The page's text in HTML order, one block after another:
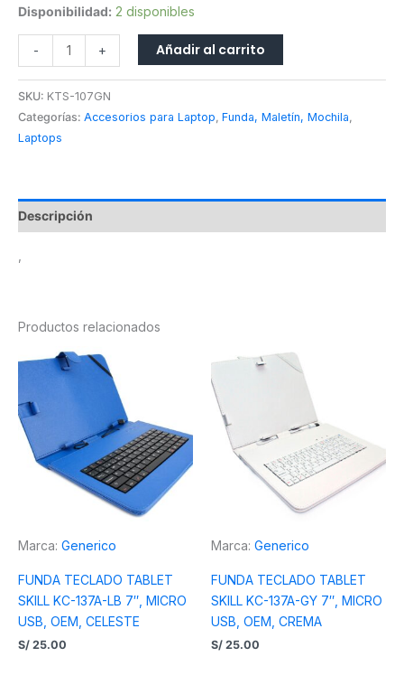
Disponibilidad: 2 disponibles
- + Añadir al carrito
SKU: KTS-107GN
Categorías: Accesorios para Laptop, Funda, Maletín, Mochila,
Laptops
Descripción
Productos relacionados
Marca: Generico
FUNDA TECLADO TABLET
SKILL KC-137A-LB 7″, MICRO
USB, OEM, CELESTE
S/ 25.00
Marca: Generico
FUNDA TECLADO TABLET
SKILL KC-137A-GY 7″, MICRO
USB, OEM, CREMA
S/ 25.00